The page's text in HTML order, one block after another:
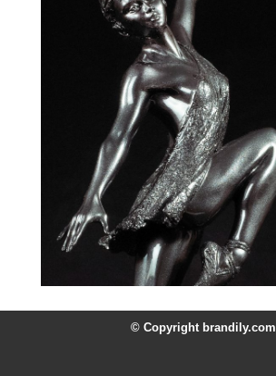
© Copyright brandily.com